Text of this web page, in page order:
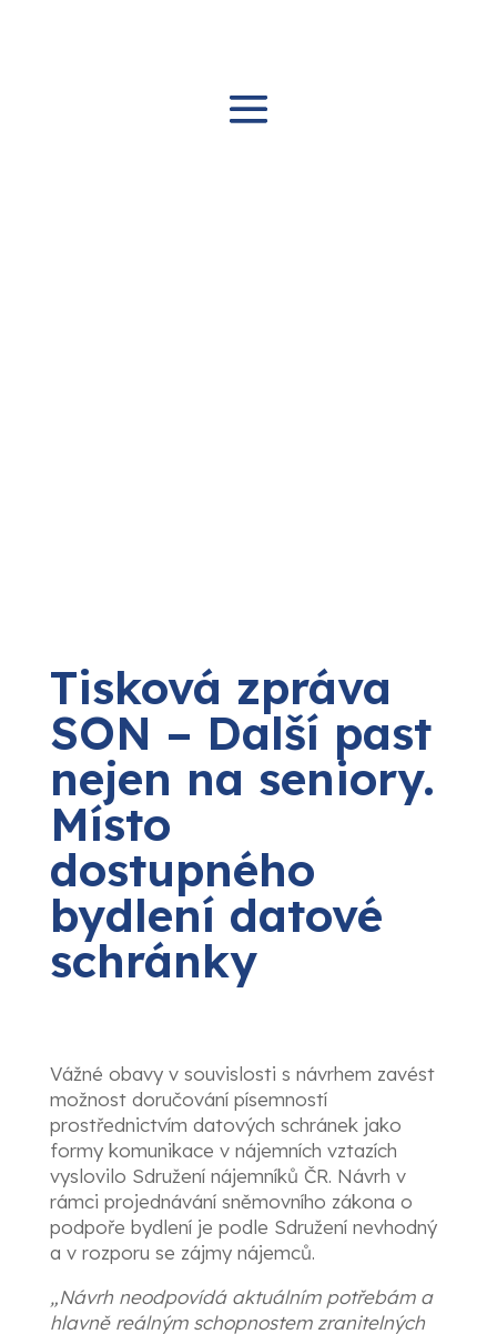
Tisková zpráva
SON – Další past
nejen na seniory.
Místo
dostupného
bydlení datové
schránky
Vážné obavy v souvislosti s návrhem zavést
možnost doručování písemností
prostřednictvím datových schránek jako
formy komunikace v nájemních vztazích
vyslovilo Sdružení nájemníků ČR. Návrh v
rámci projednávání sněmovního zákona o
podpoře bydlení je podle Sdružení nevhodný
a v rozporu se zájmy nájemců.
„Návrh neodpovídá aktuálním potřebám a
hlavně reálným schopnostem zranitelných